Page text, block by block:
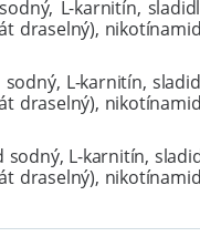
L-karnitín,
draselný),
L-karnitín,
draselný),
L-karnitín,
draselný),